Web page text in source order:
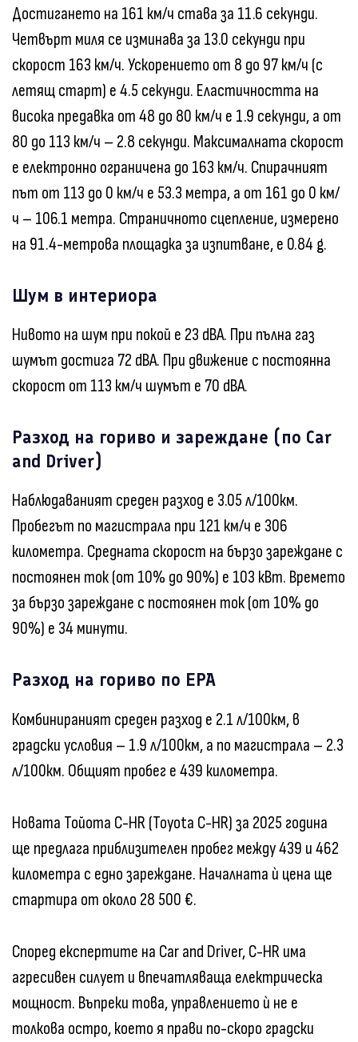
Достигането на 161 км/ч става за 11.6 секунди.
Четвърт миля се изминава за 13.0 секунди при
скорост 163 км/ч. Ускорението от 8 до 97 км/ч (с
летящ старт) е 4.5 секунди. Еластичността на
висока предавка от 48 до 80 км/ч е 1.9 секунди, а от
80 до 113 км/ч – 2.8 секунди. Максималната скорост
е електронно ограничена до 163 км/ч. Спирачният
път от 113 до 0 км/ч е 53.3 метра, а от 161 до 0 км/
ч – 106.1 метра. Страничното сцепление, измерено
на 91.4-метрова площадка за изпитване, е 0.84 g.
Шум в интериора
Нивото на шум при покой е 23 dBA. При пълна газ
шумът достига 72 dBA. При движение с постоянна
скорост от 113 км/ч шумът е 70 dBA.
Разход на гориво и зареждане (по Car
and Driver)
Наблюдаваният среден разход е 3.05 л/100км.
Пробегът по магистрала при 121 км/ч е 306
километра. Средната скорост на бързо зареждане с
постоянен ток (от 10% до 90%) е 103 кВт. Времето
за бързо зареждане с постоянен ток (от 10% до
90%) е 34 минути.
Разход на гориво по EPA
Комбинираният среден разход е 2.1 л/100км, в
градски условия – 1.9 л/100км, а по магистрала – 2.3
л/100км. Общият пробег е 439 километра.
Новата Тойота C-HR (Toyota C-HR) за 2025 година
ще предлага приблизителен пробег между 439 и 462
километра с едно зареждане. Началната ѝ цена ще
стартира от около 28 500 €.
Според експертите на Car and Driver, C-HR има
агресивен силует и впечатляваща електрическа
мощност. Въпреки това, управлението ѝ не е
толкова остро, което я прави по-скоро градски